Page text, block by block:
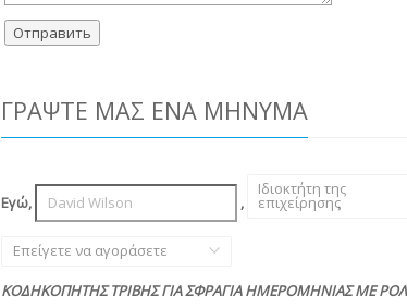
ΓΡΆΨΤΕ ΜΑΣ ΈΝΑ ΜΉΝΥΜΑ
Εγώ, ,
Ιδιοκτήτη της
επιχείρησης
,
Επείγετε να αγοράσετε
ΚΟΔΗΚΟΠΗΤΗΣ ΤΡΙΒΗΣ ΓΙΑ ΣΦΡΑΓΙΑ ΗΜΕΡΟΜΗΝΙΑΣ ΜΕ